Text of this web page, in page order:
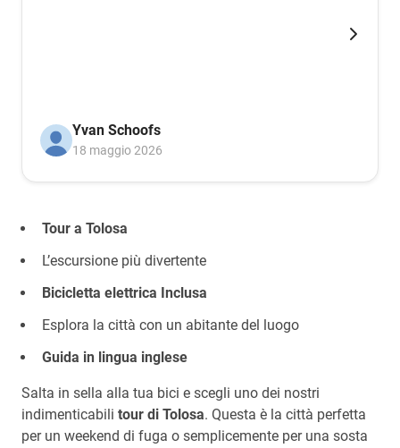
Yvan Schoofs
18 maggio 2026
Tour a Tolosa
L’escursione più divertente
Bicicletta elettrica Inclusa
Esplora la città con un abitante del luogo
Guida in lingua inglese
Salta in sella alla tua bici e scegli uno dei nostri
indimenticabili tour di Tolosa. Questa è la città perfetta
per un weekend di fuga o semplicemente per una sosta